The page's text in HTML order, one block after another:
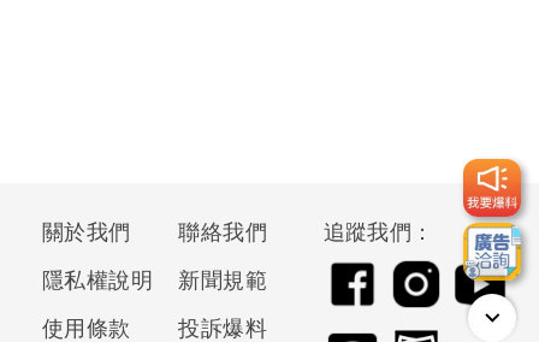
關於我們
聯絡我們
隱私權說明
新聞規範
使用條款
投訴爆料
追蹤我們：